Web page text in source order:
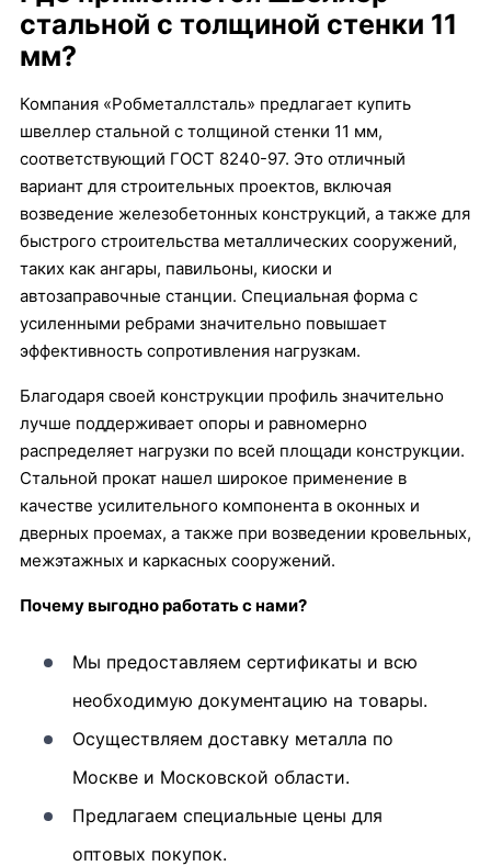
стальной с толщиной стенки 11
мм?
Компания «Робметаллсталь» предлагает купить
швеллер стальной с толщиной стенки 11 мм,
соответствующий ГОСТ 8240-97. Это отличный
вариант для строительных проектов, включая
возведение железобетонных конструкций, а также для
быстрого строительства металлических сооружений,
таких как ангары, павильоны, киоски и
автозаправочные станции. Специальная форма с
усиленными ребрами значительно повышает
эффективность сопротивления нагрузкам.
Благодаря своей конструкции профиль значительно
лучше поддерживает опоры и равномерно
распределяет нагрузки по всей площади конструкции.
Стальной прокат нашел широкое применение в
качестве усилительного компонента в оконных и
дверных проемах, а также при возведении кровельных,
межэтажных и каркасных сооружений.
Почему выгодно работать с нами?
Мы предоставляем сертификаты и всю
необходимую документацию на товары.
Осуществляем доставку металла по
Москве и Московской области.
Предлагаем специальные цены для
оптовых покупок.